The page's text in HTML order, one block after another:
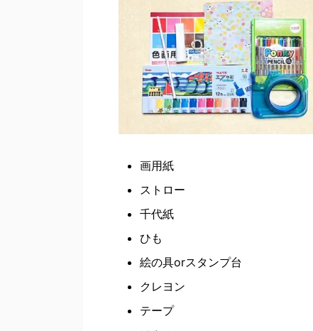
画用紙
ストロー
千代紙
ひも
絵の具orスタンプ台
クレヨン
テープ